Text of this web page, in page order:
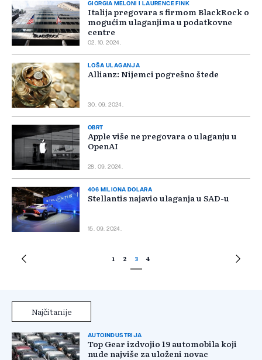
GIORGIA MELONI I LAURENCE FINK
Italija pregovara s firmom BlackRock o
mogućim ulaganjima u podatkovne
centre
02. 10. 2024.
LOŠA ULAGANJA
Allianz: Nijemci pogrešno štede
30. 09. 2024.
OBRT
Apple više ne pregovara o ulaganju u
OpenAI
28. 09. 2024.
406 MILIONA DOLARA
Stellantis najavio ulaganja u SAD-u
15. 09. 2024.
1 2 3 4
Najčitanije
AUTOINDUSTRIJA
Top Gear izdvojio 19 automobila koji
nude najviše za uloženi novac